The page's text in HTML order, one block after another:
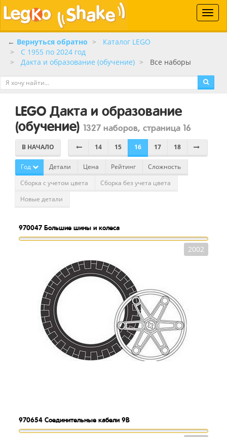
Toggle
← Вернуться обратно
Каталог LEGO
C 1955 по 2024 год
Дакта и образование (обучение)
Все наборы
LEGO Дакта и образование
(обучение) 1327 наборов, страница 16
В НАЧАЛО 14 15 16 17 18
Год Детали Цена Рейтинг
Сложность
Сборка с учетом цвета
Сборка без учета цвета
Новые детали
970047 Большие шины и колеса
2002
970654 Соединительные кабели 9В